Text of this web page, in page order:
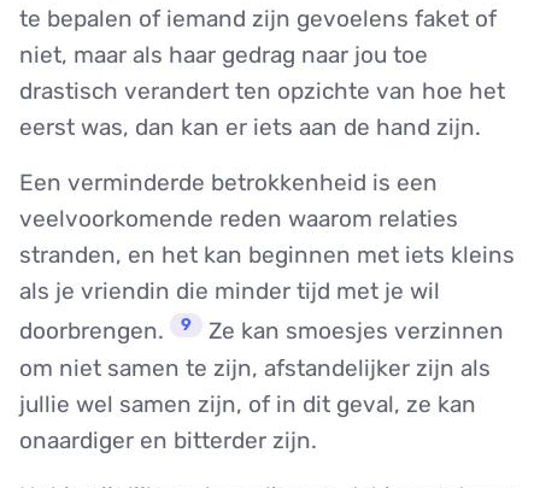
te bepalen of iemand zijn gevoelens faket of
niet, maar als haar gedrag naar jou toe
drastisch verandert ten opzichte van hoe het
eerst was, dan kan er iets aan de hand zijn.
Een verminderde betrokkenheid is een
veelvoorkomende reden waarom relaties
stranden, en het kan beginnen met iets kleins
als je vriendin die minder tijd met je wil
doorbrengen.
9
Ze kan smoesjes verzinnen
om niet samen te zijn, afstandelijker zijn als
jullie wel samen zijn, of in dit geval, ze kan
onaardiger en bitterder zijn.